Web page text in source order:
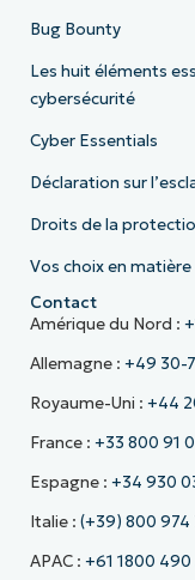
Bug Bounty
Les huit éléments
cybersécurité
Cyber Essentials
Déclaration sur
Droits de la
Vos choix en
Contact
Amérique du Nord :
Allemagne : +49 30-
Royaume-Uni : +44
France : +33 800 91
Espagne : +34 930
Italie : (+39) 800 974
APAC : +61 1800 490